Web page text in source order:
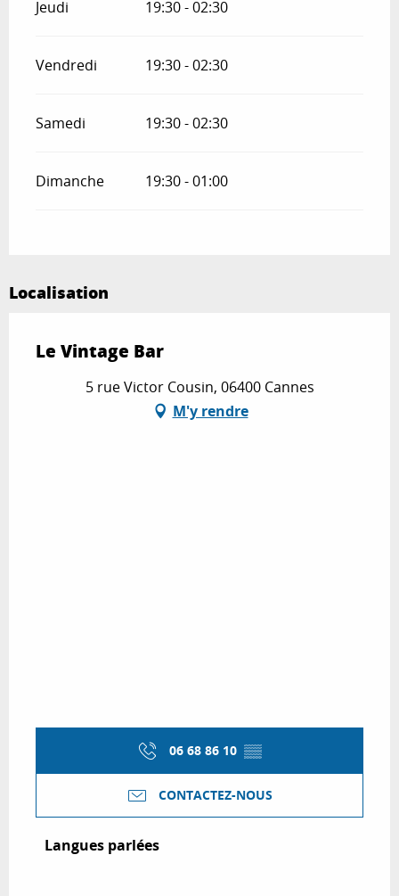
Jeudi 19:30 - 02:30
Vendredi 19:30 - 02:30
Samedi 19:30 - 02:30
Dimanche 19:30 - 01:00
Localisation
Le Vintage Bar
5 rue Victor Cousin, 06400 Cannes
M'y rendre
06 68 86 10 ▒▒
CONTACTEZ-NOUS
Langues parlées
Langues parlées